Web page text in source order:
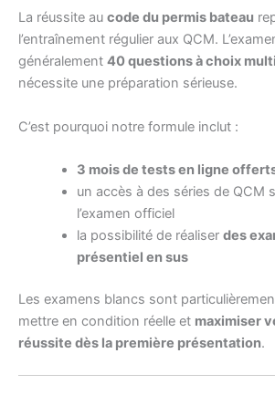
La réussite au code du permis bateau
l’entraînement régulier aux QCM.
généralement 40 questions à choix
nécessite une préparation sérieuse.
C’est pourquoi notre formule inclut :
3 mois de tests en ligne
un accès à des séries de QCM
l’examen officiel
la possibilité de réaliser des
présentiel en sus
Les examens blancs sont
mettre en condition réelle et maximiser
réussite dès la première présentation.